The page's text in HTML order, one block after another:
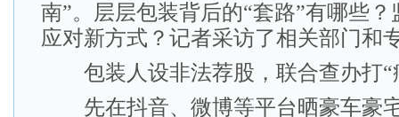
南”。层层包装背后的“套路”有哪些
应对新方式？记者采访了相关部门和
包装人设非法荐股，联合查办打“
先在抖音、微博等平台晒豪车豪